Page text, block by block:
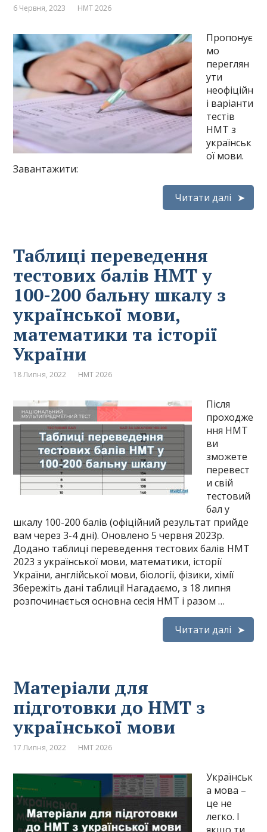
6 Червня, 2023 НМТ 2026
Пропонує
мо
переглян
ути
неофіційн
і варіанти
тестів
НМТ з
українськ
ої мови.
Завантажити:
Читати далі
Таблиці переведення
тестових балів НМТ у
100-200 бальну шкалу з
української мови,
математики та історії
України
18 Липня, 2022 НМТ 2026
Після
проходже
ння НМТ
ви
зможете
перевест
и свій
тестовий
бал у
шкалу 100-200 балів (офіційний результат прийде
вам через 3-4 дні). Оновлено 5 червня 2023р.
Додано таблиці переведення тестових балів НМТ
2023 з української мови, математики, історії
України, англійської мови, біології, фізики, хімії
Збережіть дані таблиці! Нагадаємо, з 18 липня
розпочинається основна сесія НМТ і разом …
Читати далі
Матеріали для
підготовки до НМТ з
української мови
17 Липня, 2022 НМТ 2026
Українськ
а мова –
це не
легко. І